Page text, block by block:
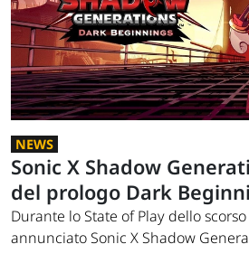
NEWS
Sonic X Shadow
del prologo Dark
Durante lo State of Play dello
annunciato Sonic X Shadow